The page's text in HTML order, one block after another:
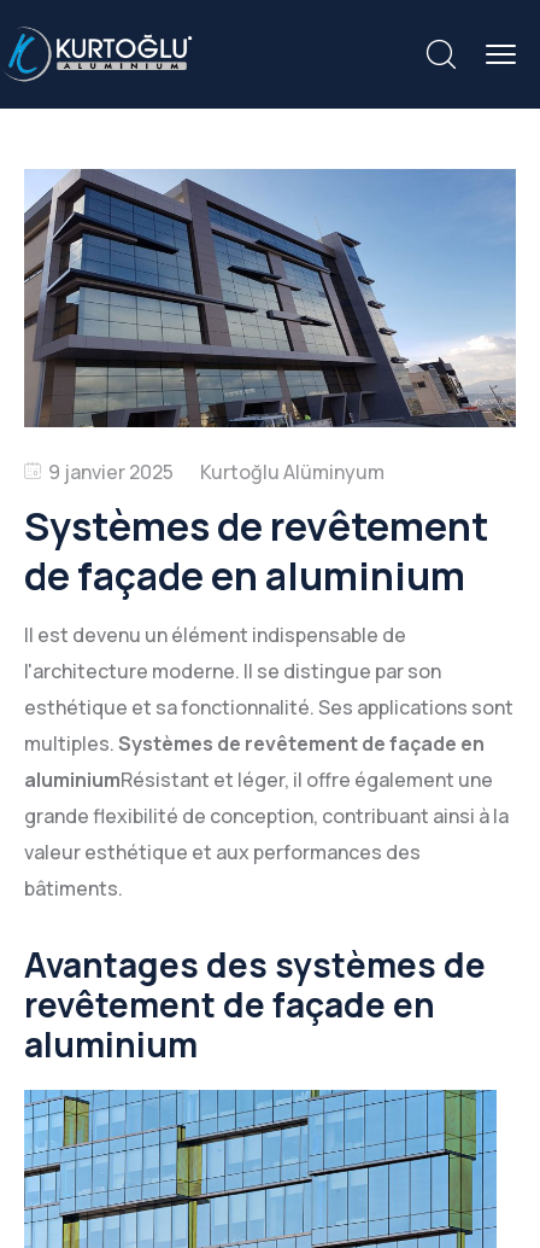
9 janvier 2025
Systèmes de revêtement
de façade en aluminium
Il est devenu un élément indispensable de
l'architecture moderne. Il se distingue par son
esthétique et sa fonctionnalité. Ses applications sont
multiples.Systèmes de revêtement de façade en
aluminiumRésistant et léger, il offre également une
grande flexibilité de conception, contribuant ainsi à la
valeur esthétique et aux performances des
bâtiments.
Avantages des systèmes de
revêtement de façade en
aluminium